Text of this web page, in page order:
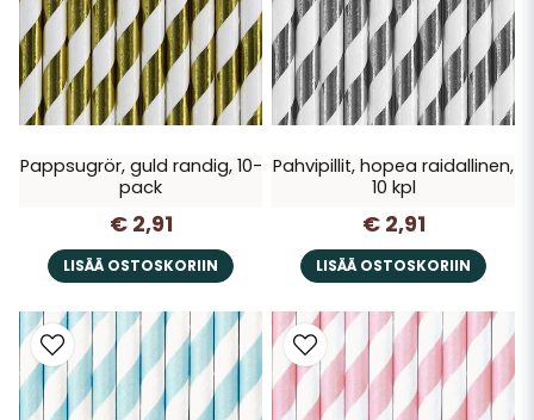
Pappsugrör, guld randig, 10-
pack
€ 2,91
LISÄÄ OSTOSKORIIN
Pahvipillit, hopea raidallinen,
10 kpl
€ 2,91
LISÄÄ OSTOSKORIIN